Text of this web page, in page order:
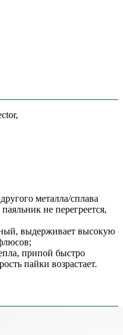
металла/сплава
не перегреется,
выдерживает высокую
припой быстро
пайки возрастает.